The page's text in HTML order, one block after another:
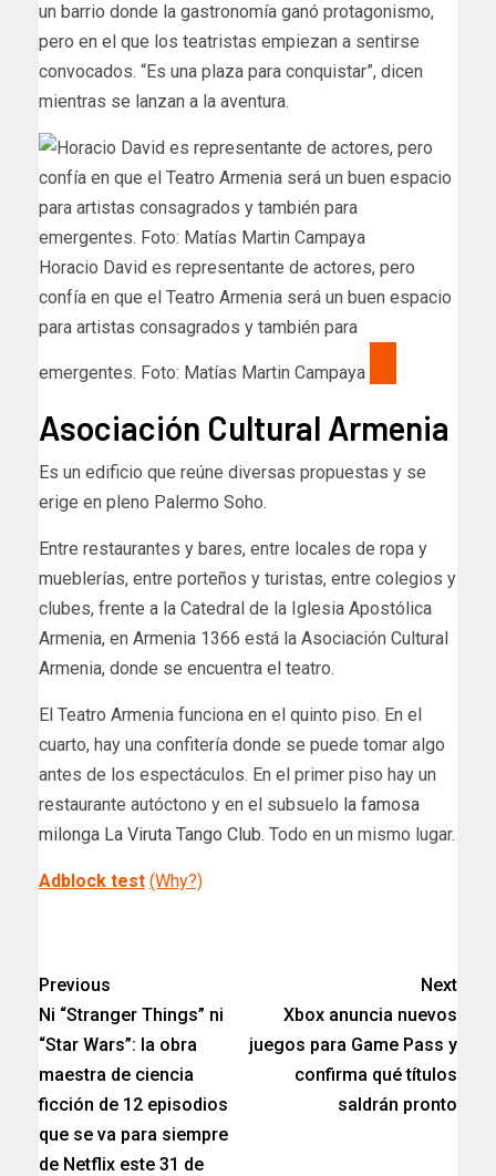
un barrio donde la gastronomía ganó protagonismo,
pero en el que los teatristas empiezan a sentirse
convocados. “Es una plaza para conquistar”, dicen
mientras se lanzan a la aventura.
Horacio David es representante de actores, pero
confía en que el Teatro Armenia será un buen espacio
para artistas consagrados y también para
emergentes. Foto: Matías Martin Campaya
Asociación Cultural Armenia
Es un edificio que reúne diversas propuestas y se
erige en pleno Palermo Soho.
Entre restaurantes y bares, entre locales de ropa y
mueblerías, entre porteños y turistas, entre colegios y
clubes, frente a la Catedral de la Iglesia Apostólica
Armenia, en Armenia 1366 está la Asociación Cultural
Armenia, donde se encuentra el teatro.
El Teatro Armenia funciona en el quinto piso. En el
cuarto, hay una confitería donde se puede tomar algo
antes de los espectáculos. En el primer piso hay un
restaurante autóctono y en el subsuelo la famosa
milonga La Viruta Tango Club. Todo en un mismo lugar.
Adblock test (Why?)
Previous
Ni “Stranger Things” ni
“Star Wars”: la obra
maestra de ciencia
ficción de 12 episodios
que se va para siempre
de Netflix este 31 de
Next
Xbox anuncia nuevos
juegos para Game Pass y
confirma qué títulos
saldrán pronto